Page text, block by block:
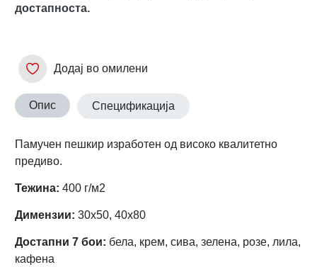
достапноста.
Додај во омилени
Опис Спецификација
Памучен пешкир изработен од високо квалитетно
предиво.
Тежина: 400 г/м2
Димензии: 30х50, 40х80
Достапни 7 бои: бела, крем, сива, зелена, розе, лила,
кафена